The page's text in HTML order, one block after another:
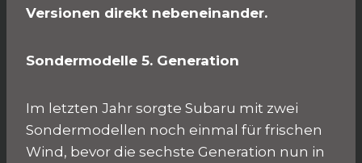
Versionen direkt nebeneinander.
Sondermodelle 5. Generation
Im letzten Jahr sorgte Subaru mit zwei
Sondermodellen noch einmal für frischen
Wind, bevor die sechste Generation nun in